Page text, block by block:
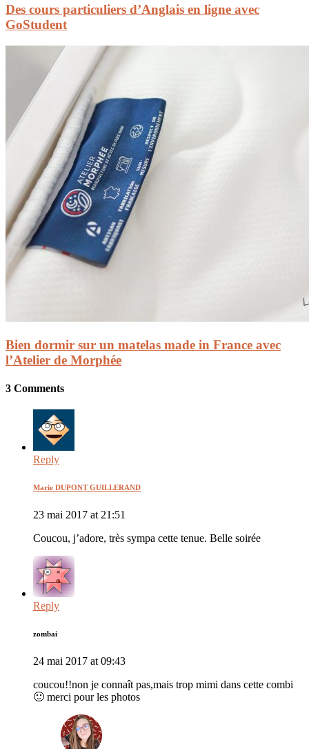
Des cours particuliers d’Anglais en ligne avec
GoStudent
Bien dormir sur un matelas made in France avec
l’Atelier de Morphée
3 Comments
Reply
Marie DUPONT GUILLERAND
23 mai 2017 at 21:51
Coucou, j’adore, très sympa cette tenue. Belle soirée
Reply
zombai
24 mai 2017 at 09:43
coucou!!non je connaît pas,mais trop mimi dans cette combi
🙂 merci pour les photos